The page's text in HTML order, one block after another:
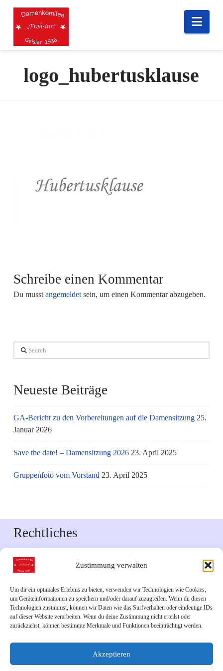
Zustimmung verwalten
Um dir ein optimales Erlebnis zu bieten, verwenden wir Technologien wie Cookies,
um Geräteinformationen zu speichern und/oder darauf zuzugreifen. Wenn du diesen
Technologien zustimmst, können wir Daten wie das Surfverhalten oder eindeutige IDs
auf dieser Website verarbeiten. Wenn du deine Zustimmung nicht erteilst oder
zurückziehst, können bestimmte Merkmale und Funktionen beeinträchtigt werden.
Akzeptieren
logo_hubertusklause
Schreibe einen Kommentar
Du musst angemeldetsein, um einen Kommentar abzugeben.
Search
Neueste Beiträge
GA-Bericht zu den Vorbereitungen auf die Damensitzung 25.
Januar 2026
Save the date! – Damensitzung 2026 23. April 2025
Gruppenfoto vom Vorstand 23. April 2025
Rechtliches
Impressum
Datenschutzerklärung
Downloads
Veranstaltungskalender 2026